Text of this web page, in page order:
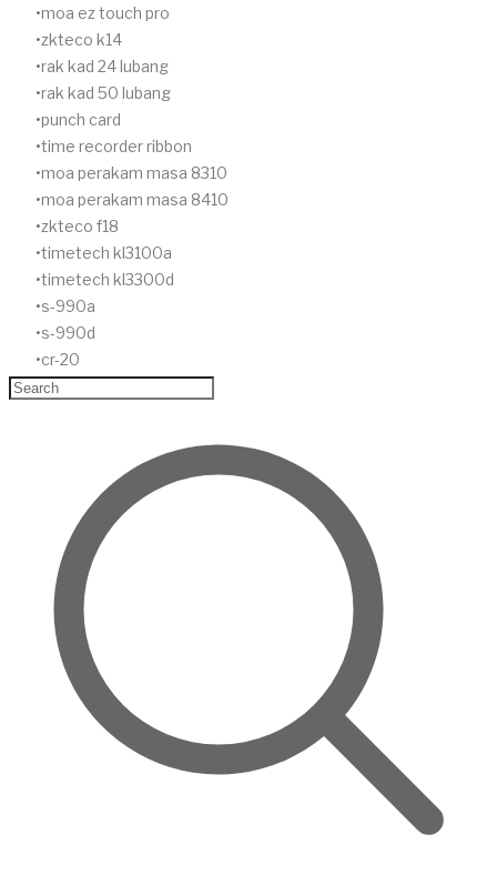
moa ez touch pro
zkteco k14
rak kad 24 lubang
rak kad 50 lubang
punch card
time recorder ribbon
moa perakam masa 8310
moa perakam masa 8410
zkteco f18
timetech kl3100a
timetech kl3300d
s-990a
s-990d
cr-20